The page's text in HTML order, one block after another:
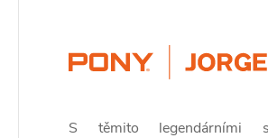
S těmito legendárními